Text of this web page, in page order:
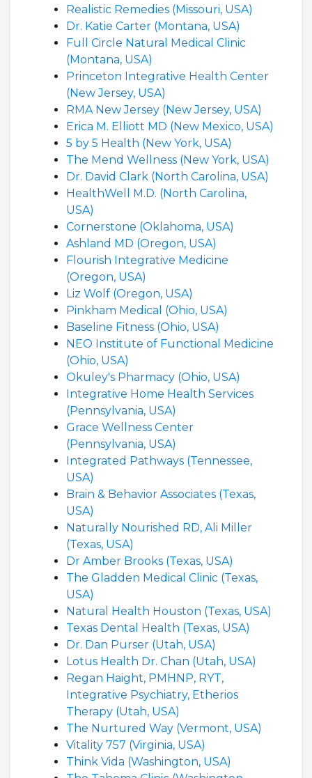
Realistic Remedies (Missouri, USA)
Dr. Katie Carter (Montana, USA)
Full Circle Natural Medical Clinic
(Montana, USA)
Princeton Integrative Health Center
(New Jersey, USA)
RMA New Jersey (New Jersey, USA)
Erica M. Elliott MD (New Mexico, USA)
5 by 5 Health (New York, USA)
The Mend Wellness (New York, USA)
Dr. David Clark (North Carolina, USA)
HealthWell M.D. (North Carolina,
USA)
Cornerstone (Oklahoma, USA)
Ashland MD (Oregon, USA)
Flourish Integrative Medicine
(Oregon, USA)
Liz Wolf (Oregon, USA)
Pinkham Medical (Ohio, USA)
Baseline Fitness (Ohio, USA)
NEO Institute of Functional Medicine
(Ohio, USA)
Okuley's Pharmacy (Ohio, USA)
Integrative Home Health Services
(Pennsylvania, USA)
Grace Wellness Center
(Pennsylvania, USA)
Integrated Pathways (Tennessee,
USA)
Brain & Behavior Associates (Texas,
USA)
Naturally Nourished RD, Ali Miller
(Texas, USA)
Dr Amber Brooks (Texas, USA)
The Gladden Medical Clinic (Texas,
USA)
Natural Health Houston (Texas, USA)
Texas Dental Health (Texas, USA)
Dr. Dan Purser (Utah, USA)
Lotus Health Dr. Chan (Utah, USA)
Regan Haight, PMHNP, RYT,
Integrative Psychiatry, Etherios
Therapy (Utah, USA)
The Nurtured Way (Vermont, USA)
Vitality 757 (Virginia, USA)
Think Vida (Washington, USA)